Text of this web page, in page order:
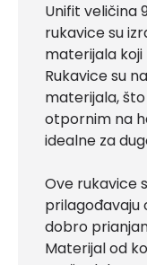
Unifit veličina
rukavice su
materijala
Rukavice su
materijala,
otpornim na
idealne za
Ove rukavice
prilagođavaju
dobro
Materijal od